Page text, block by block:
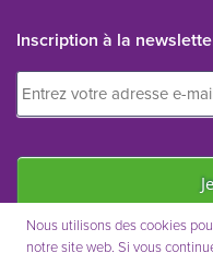
Inscription à la
Nous utilisons des cookies
notre site web. Si vous